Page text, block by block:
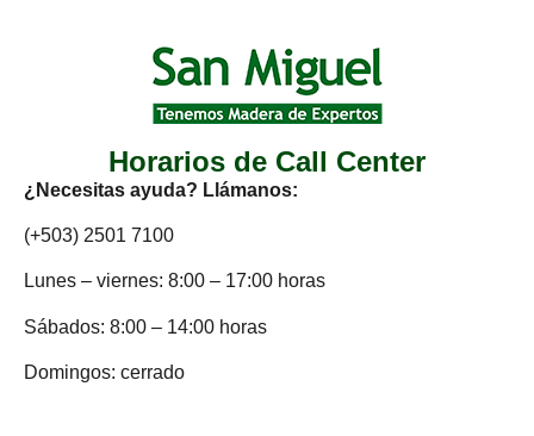
Horarios de Call Center
¿Necesitas ayuda? Llámanos:
(+503) 2501 7100
Lunes – viernes: 8:00 – 17:00 horas
Sábados: 8:00 – 14:00 horas
Domingos: cerrado